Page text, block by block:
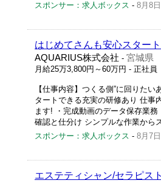
スポンサー：求人ボックス - 8月8日
はじめてさんも安心スター
AQUARIUS株式会社 - 宮城県
月給25万3,800円～60万円 - 正社員
【仕事内容】つくる側”に回りた
タートできる充実の研修あり 仕事
ます! ・完成動画のデータ保存業
確認と仕分け シンプルな作業から
スポンサー：求人ボックス - 8月7日
エステティシャン/セラピスト